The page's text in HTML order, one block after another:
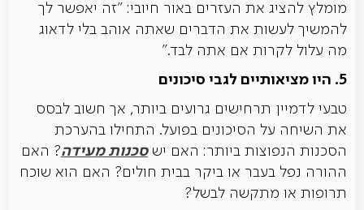
מומלץ להציג את העזרים באור חיובי: "זה יאפשר לך
להמשיך לעשות את הדברים שאתה אוהב בלי לדאוג
מה עלול לקרות אם אתה לבד."
5. היו מציאותיים לגבי סיכונים
טבעי לדמיין תרחישים גרועים ביותר, אך חשוב לבסס
את השיחה על הסיכונים בפועל. התחילו בהערכת
הסכנות הנפוצות ביותר: האם ישסכנות מעידה? האם
ההורה נפל בעבר או ביקר בבית חולים? האם הוא שוכח
תרופות או מתקשה לבשל?